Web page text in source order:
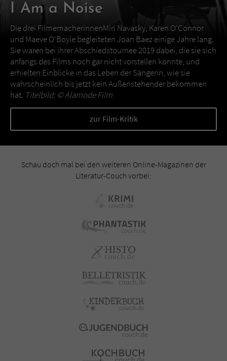
I Am a Noise
Die drei FilmemacherinnenMiri Navasky, Karen O‘Connor
und Maeve O‘Boyle begleiteten Joan Baez einige Jahre lang.
Sie waren bei ihrer Abschiedstournee 2019 dabei, die sie sich
anfangs des Films noch gar nicht vorstellen konnte, und
erhielten Einblicke in das Leben der Sängerin, wie sie
wahrscheinlich bis jetzt kein Außenstehender bekommen
hat. Titelbild: ©Alamode Film
zur Film-Kritik
Schau doch mal bei den weiteren Online-Magazinen der
Literatur-Couch vorbei: